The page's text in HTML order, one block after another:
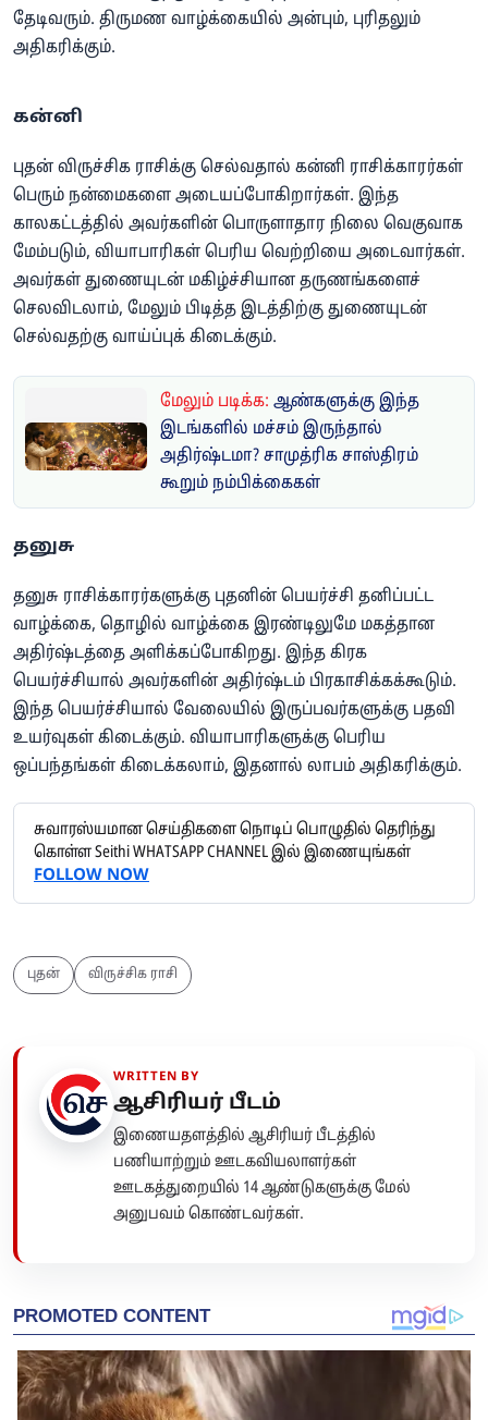
தேடிவரும். திருமண வாழ்க்கையில் அன்பும், புரிதலும்
அதிகரிக்கும்.
கன்னி
புதன் விருச்சிக ராசிக்கு செல்வதால் கன்னி ராசிக்காரர்கள்
பெரும் நன்மைகளை அடையப்போகிறார்கள். இந்த
காலகட்டத்தில் அவர்களின் பொருளாதார நிலை வெகுவாக
மேம்படும், வியாபாரிகள் பெரிய வெற்றியை அடைவார்கள்.
அவர்கள் துணையுடன் மகிழ்ச்சியான தருணங்களைச்
செலவிடலாம், மேலும் பிடித்த இடத்திற்கு துணையுடன்
செல்வதற்கு வாய்ப்புக் கிடைக்கும்.
மேலும் படிக்க: ஆண்களுக்கு இந்த
இடங்களில் மச்சம் இருந்தால்
அதிர்ஷ்டமா? சாமுத்ரிக சாஸ்திரம்
கூறும் நம்பிக்கைகள்
தனுசு
தனுசு ராசிக்காரர்களுக்கு புதனின் பெயர்ச்சி தனிப்பட்ட
வாழ்க்கை, தொழில் வாழ்க்கை இரண்டிலுமே மகத்தான
அதிர்ஷ்டத்தை அளிக்கப்போகிறது. இந்த கிரக
பெயர்ச்சியால் அவர்களின் அதிர்ஷ்டம் பிரகாசிக்கக்கூடும்.
இந்த பெயர்ச்சியால் வேலையில் இருப்பவர்களுக்கு பதவி
உயர்வுகள் கிடைக்கும். வியாபாரிகளுக்கு பெரிய
ஒப்பந்தங்கள் கிடைக்கலாம், இதனால் லாபம் அதிகரிக்கும்.
சுவாரஸ்யமான செய்திகளை நொடிப் பொழுதில் தெரிந்து
கொள்ள Seithi WHATSAPP CHANNEL இல் இணையுங்கள்
FOLLOW NOW
புதன் விருச்சிக ராசி
WRITTEN BY
ஆசிரியர் பீடம்
இணையதளத்தில் ஆசிரியர் பீடத்தில்
பணியாற்றும் ஊடகவியலாளர்கள்
ஊடகத்துறையில் 14 ஆண்டுகளுக்கு மேல்
அனுபவம் கொண்டவர்கள்.